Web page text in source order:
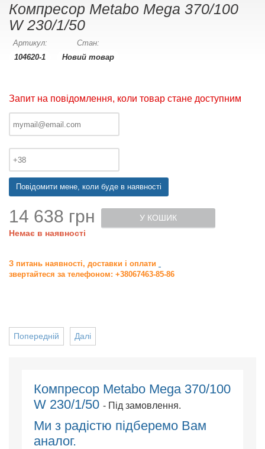
Компресор Metabo Mega 370/100
W 230/1/50
Артикул:
104620-1
Стан:
Новий товар
Запит на повідомлення, коли товар стане доступним
Повідомити мене, коли буде в наявності
14 638 грн
Немає в наявності
У КОШИК
З питань наявності, доставки і оплати
звертайтеся за телефоном: +38067463-85-86
Далі
Попередній
Компресор Metabo Mega 370/100
W 230/1/50 - Під замовлення.
Ми з радістю підберемо Вам
аналог.